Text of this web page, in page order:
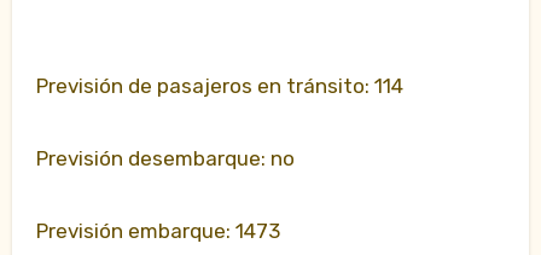
Previsión de pasajeros en tránsito: 114
Previsión desembarque: no
Previsión embarque: 1473